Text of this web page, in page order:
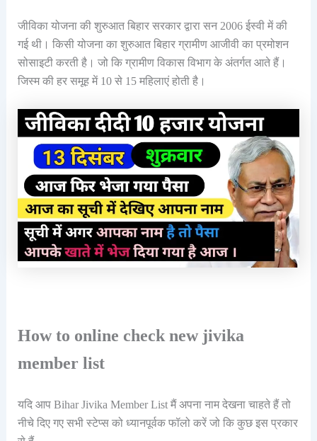
जीविका योजना की शुरुआत बिहार सरकार द्वारा सन 2006 ईस्वी में की
गई थी। किसी योजना का शुरुआत बिहार ग्रामीण आजीवी का प्रमोशन
सोसाइटी करती है। जो कि ग्रामीण विकास विभाग के अंतर्गत आते हैं।
जिस्म की हर समूह में 10 से 15 महिलाएं होती है।
How to online check new jivika
member list
यदि आप Bihar Jivika Member List मैं अपना नाम देखना चाहते हैं तो
नीचे दिए गए सभी स्टेप्स को ध्यानपूर्वक फॉलो करें जो कि कुछ इस प्रकार